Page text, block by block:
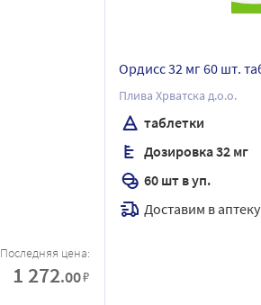
Последняя цена:
1 272.00₽
Ордисс 32 мг 60 шт.
Плива Хрватска д.о.о.
таблетки
Дозировка 32 мг
60 шт в уп.
Доставим в аптеку